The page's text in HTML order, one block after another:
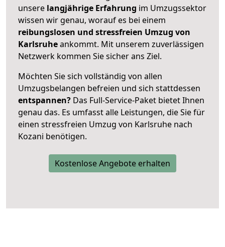
unsere langjährige Erfahrung im Umzugssektor
wissen wir genau, worauf es bei einem
reibungslosen und stressfreien Umzug von
Karlsruheankommt. Mit unserem zuverlässigen
Netzwerk kommen Sie sicher ans Ziel.
Möchten Sie sich vollständig von allen
Umzugsbelangen befreien und sich stattdessen
entspannen? Das Full-Service-Paket bietet Ihnen
genau das. Es umfasst alle Leistungen, die Sie für
einen stressfreien Umzug von Karlsruhe nach
Kozani benötigen.
Kostenlose Angebote erhalten